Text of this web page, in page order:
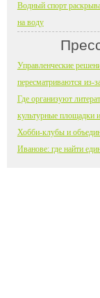
Водный спорт
на воду
Управленческие
пересматриваются из-
Где организуют
культурные площадки
Хобби-клубы и
Иванове: где найти